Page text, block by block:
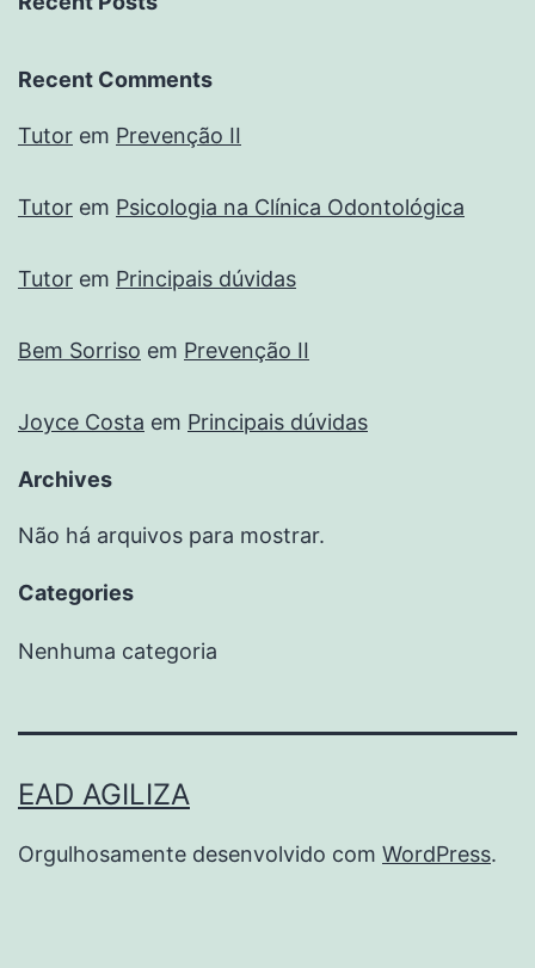
Recent Comments
Tutor em Prevenção II
Tutor em Psicologia na Clínica Odontológica
Tutor em Principais dúvidas
Bem Sorriso em Prevenção II
Joyce Costa em Principais dúvidas
Archives
Não há arquivos para mostrar.
Categories
Nenhuma categoria
EAD AGILIZA
Orgulhosamente desenvolvido com WordPress.